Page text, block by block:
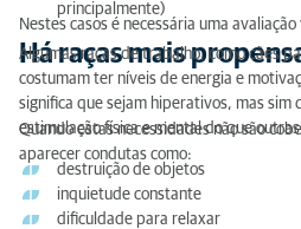
principalmente)
Nestes casos é necessária uma
Há raças mais
Algumas raças de trabalho, como cães
costumam ter níveis de energia e
significa que sejam hiperativos, mas sim
estimulação física e mental do que
Quando estas necessidades não são
aparecer condutas como:
destruição de objetos
inquietude constante
dificuldade para relaxar